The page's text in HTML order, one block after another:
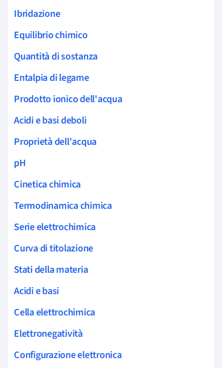
Ibridazione
Equilibrio chimico
Quantità di sostanza
Entalpia di legame
Prodotto ionico dell'acqua
Acidi e basi deboli
Proprietà dell'acqua
pH
Cinetica chimica
Termodinamica chimica
Serie elettrochimica
Curva di titolazione
Stati della materia
Acidi e basi
Cella elettrochimica
Elettronegatività
Configurazione elettronica